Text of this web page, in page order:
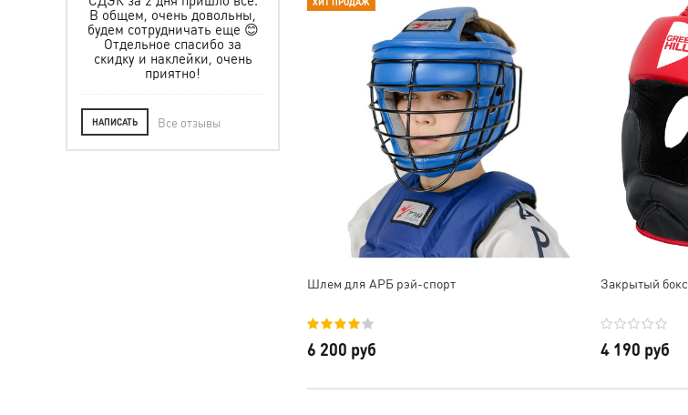
Шлем для АРБ рэй-спорт
6 200 руб
Закрытый
4 190 руб
очень довольны,
еще 😊
спасибо за
и наклейки, очень
их числе.
НАПИСАТЬ Все отзывы